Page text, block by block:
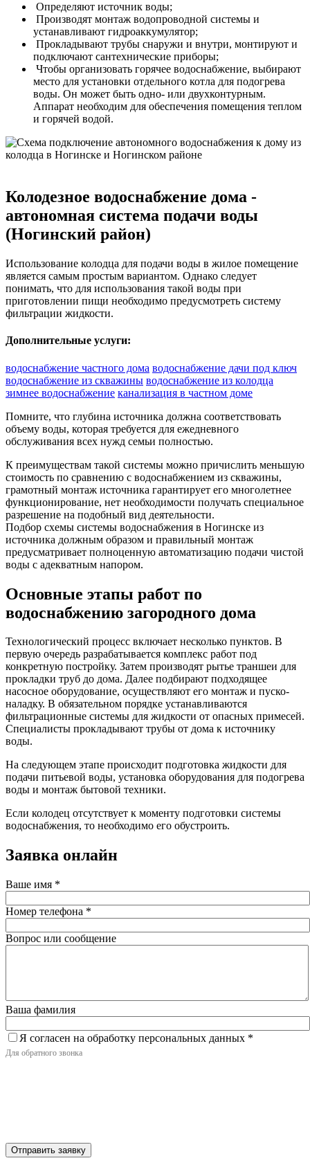
Определяют источник воды;
Производят монтаж водопроводной системы и
устанавливают гидроаккумулятор;
Прокладывают трубы снаружи и внутри, монтируют и
подключают сантехнические приборы;
Чтобы организовать горячее водоснабжение, выбирают
место для установки отдельного котла для подогрева
воды. Он может быть одно- или двухконтурным.
Аппарат необходим для обеспечения помещения теплом
и горячей водой.
Колодезное водоснабжение дома -
автономная система подачи воды
(Ногинский район)
Использование колодца для подачи воды в жилое помещение
является самым простым вариантом. Однако следует
понимать, что для использования такой воды при
приготовлении пищи необходимо предусмотреть систему
фильтрации жидкости.
Дополнительные услуги:
водоснабжение частного дома водоснабжение дачи под ключ
водоснабжение из скважины водоснабжение из колодца
зимнее водоснабжение канализация в частном доме
Помните, что глубина источника должна соответствовать
объему воды, которая требуется для ежедневного
обслуживания всех нужд семьи полностью.
К преимуществам такой системы можно причислить меньшую
стоимость по сравнению с водоснабжением из скважины,
грамотный монтаж источника гарантирует его многолетнее
функционирование, нет необходимости получать специальное
разрешение на подобный вид деятельности.
Подбор схемы системы водоснабжения в Ногинске из
источника должным образом и правильный монтаж
предусматривает полноценную автоматизацию подачи чистой
воды с адекватным напором.
Основные этапы работ по
водоснабжению загородного дома
Технологический процесс включает несколько пунктов. В
первую очередь разрабатывается комплекс работ под
конкретную постройку. Затем производят рытье траншеи для
прокладки труб до дома. Далее подбирают подходящее
насосное оборудование, осуществляют его монтаж и пуско-
наладку. В обязательном порядке устанавливаются
фильтрационные системы для жидкости от опасных примесей.
Специалисты прокладывают трубы от дома к источнику
воды.
На следующем этапе происходит подготовка жидкости для
подачи питьевой воды, установка оборудования для подогрева
воды и монтаж бытовой техники.
Если колодец отсутствует к моменту подготовки системы
водоснабжения, то необходимо его обустроить.
Заявка онлайн
Ваше имя *
Номер телефона *
Вопрос или сообщение
Ваша фамилия
Я согласен на обработку персональных данных *
Для обратного звонка
Отправить заявку